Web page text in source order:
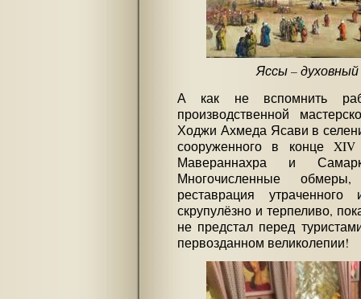
Яссы –
А как не вспомнить
производственной
Ходжи Ахмеда Ясави в
сооруженного в конце
Мавераннахра и
Многочисленные
реставрация утраченного
скрупулёзно и терпеливо,
не предстал перед
первозданном великолепии!